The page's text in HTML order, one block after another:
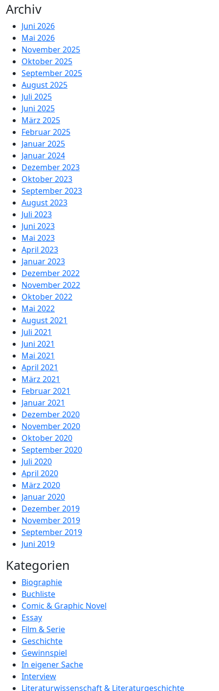
Archiv
Juni 2026
Mai 2026
November 2025
Oktober 2025
September 2025
August 2025
Juli 2025
Juni 2025
März 2025
Februar 2025
Januar 2025
Januar 2024
Dezember 2023
Oktober 2023
September 2023
August 2023
Juli 2023
Juni 2023
Mai 2023
April 2023
Januar 2023
Dezember 2022
November 2022
Oktober 2022
Mai 2022
August 2021
Juli 2021
Juni 2021
Mai 2021
April 2021
März 2021
Februar 2021
Januar 2021
Dezember 2020
November 2020
Oktober 2020
September 2020
Juli 2020
April 2020
März 2020
Januar 2020
Dezember 2019
November 2019
September 2019
Juni 2019
Kategorien
Biographie
Buchliste
Comic & Graphic Novel
Essay
Film & Serie
Geschichte
Gewinnspiel
In eigener Sache
Interview
Literaturwissenschaft & Literaturgeschichte